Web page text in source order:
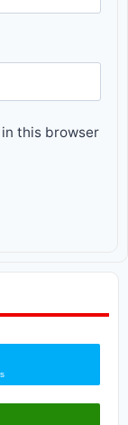
this browser